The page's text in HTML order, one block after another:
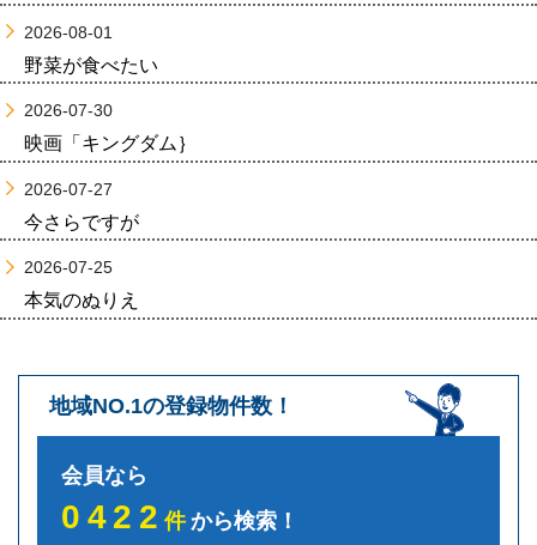
2026-08-01
野菜が食べたい
2026-07-30
映画「キングダム｝
2026-07-27
今さらですが
2026-07-25
本気のぬりえ
地域NO.1の登録物件数！
会員なら
0422件から検索！